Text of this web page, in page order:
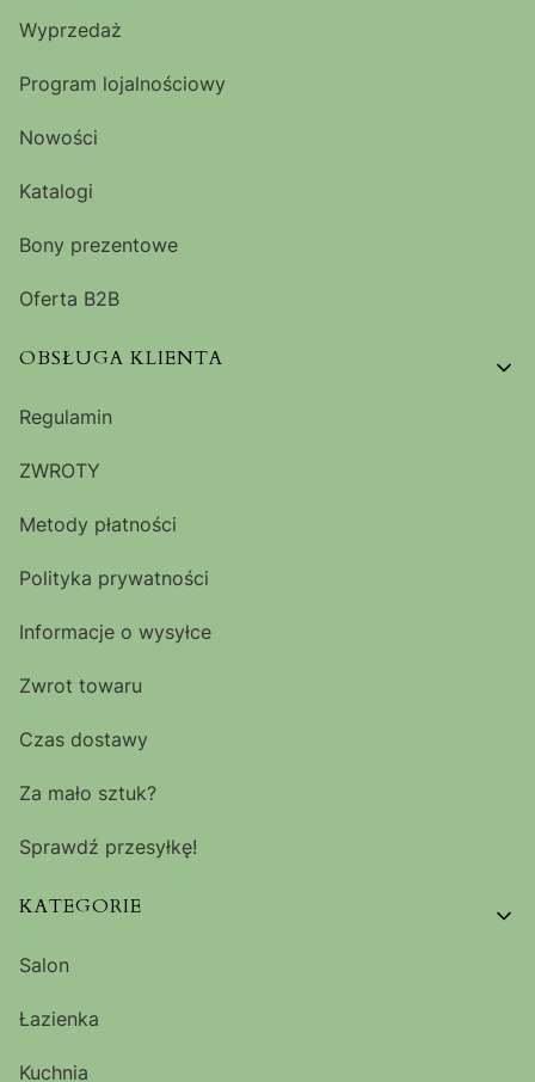
Wyprzedaż
Program lojalnościowy
Nowości
Katalogi
Bony prezentowe
Oferta B2B
OBSŁUGA KLIENTA
Regulamin
ZWROTY
Metody płatności
Polityka prywatności
Informacje o wysyłce
Zwrot towaru
Czas dostawy
Za mało sztuk?
Sprawdź przesyłkę!
KATEGORIE
Salon
Łazienka
Kuchnia